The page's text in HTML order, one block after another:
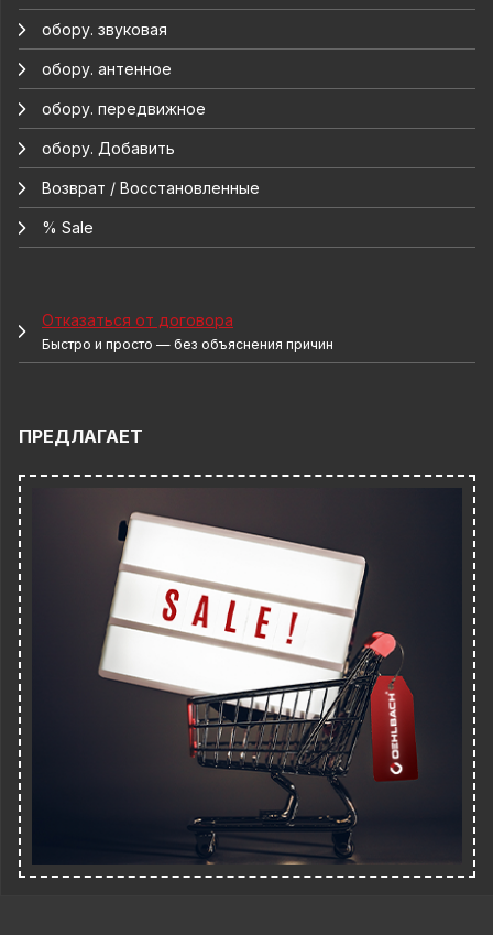
обору. звуковая
обору. антенное
обору. передвижное
обору. Добавить
Возврат / Восстановленные
% Sale
Отказаться от договора
Быстро и просто — без объяснения причин
ПРЕДЛАГАЕТ